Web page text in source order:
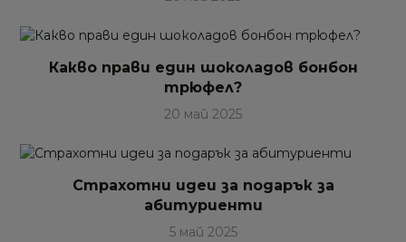
Какво прави един шоколадов бонбон
трюфел?
20 май 2025
Страхотни идеи за подарък за
абитуриенти
5 май 2025